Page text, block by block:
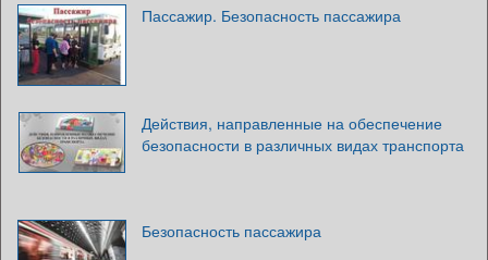
Пассажир. Безопасность пассажира
Действия, направленные на обеспечение
безопасности в различных видах транспорта
Безопасность пассажира